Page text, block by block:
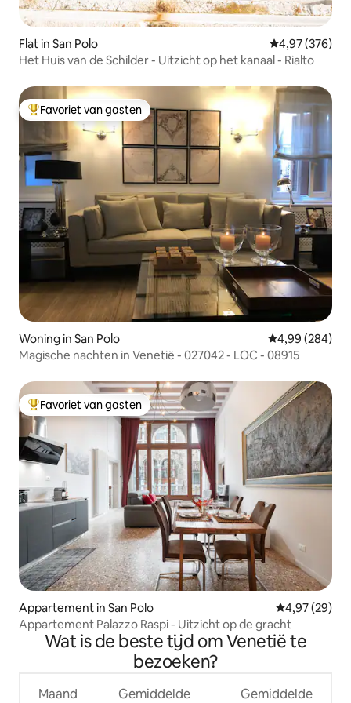
Flat in San Polo Gemiddelde
4,97 (376)
Het Huis van de Schilder - Uitzicht op het kanaal - Rialto
Topfavoriet van gasten
Favoriet van gasten
Woning in San Polo Gemiddelde
4,99 (284)
Magische nachten in Venetië - 027042 - LOC - 08915
Topfavoriet van gasten
Favoriet van gasten
Appartement in San Polo Gemiddelde
4,97 (29)
Appartement Palazzo Raspi - Uitzicht op de gracht
Wat is de beste tijd om Venetië te
bezoeken?
Maand
Gemiddelde
Gemiddelde